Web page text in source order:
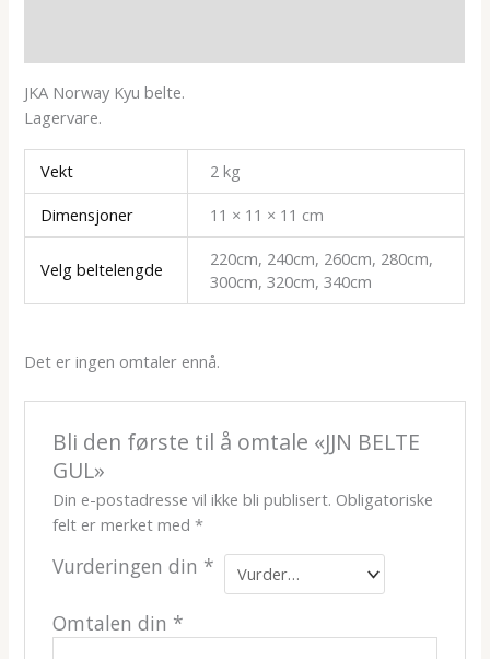
JKA Norway Kyu belte.
Lagervare.
Vekt
2 kg
Dimensjoner
11 × 11 × 11 cm
Velg beltelengde
220cm, 240cm, 260cm, 280cm,
300cm, 320cm, 340cm
Det er ingen omtaler ennå.
Bli den første til å omtale «JJN BELTE
GUL»
Din e-postadresse vil ikke bli publisert. Obligatoriske
felt er merket med *
Vurderingen din *
Omtalen din *